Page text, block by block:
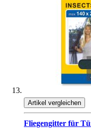
Artikel vergleichen
Fliegengitter für